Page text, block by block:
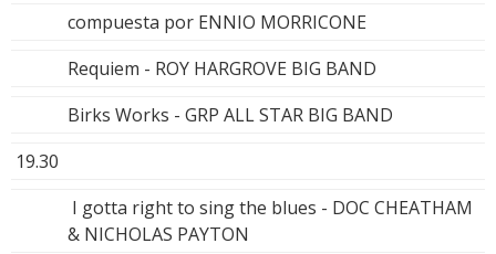
compuesta por ENNIO MORRICONE
Requiem - ROY HARGROVE BIG BAND
Birks Works - GRP ALL STAR BIG BAND
19.30
I gotta right to sing the blues - DOC CHEATHAM
& NICHOLAS PAYTON